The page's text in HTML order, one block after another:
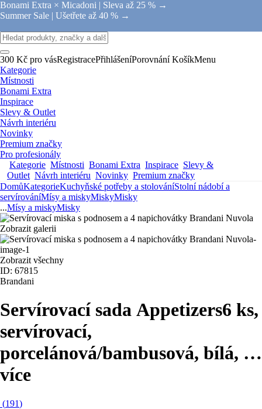
Bonami Extra × Micadoni | Sleva až 25 % →
Summer Sale | Ušetřete až 40 % →
300 Kč pro vásRegistracePřihlášeníPorovnání KošíkMenu
Kategorie
Místnosti
Bonami Extra
Inspirace
Slevy & Outlet
Návrh interiéru
Novinky
Premium značky
Pro profesionály
Kategorie Místnosti Bonami Extra Inspirace Slevy &
Outlet Návrh interiéru Novinky Premium značky
DomůKategorieKuchyňské potřeby a stolováníStolní nádobí a
servírováníMísy a miskyMiskyMisky
...Mísy a miskyMisky
Zobrazit galerii
Zobrazit všechny
ID: 67815
Brandani
Servírovací sada Appetizers6 ks,
servírovací,
porcelánová/bambusová, bílá, …
více
(191)